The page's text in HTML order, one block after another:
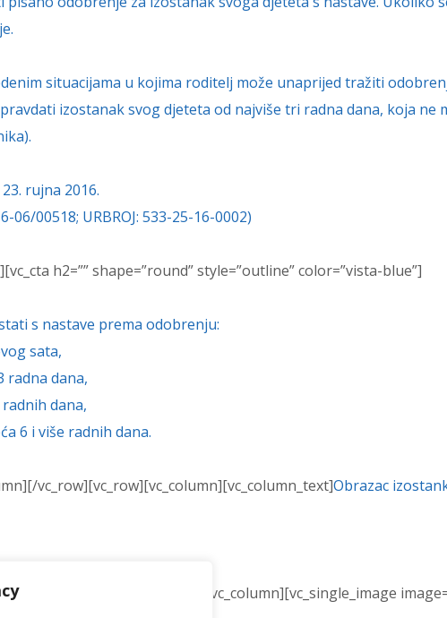
situacijama u kojima roditelj može unaprijed tražiti
izostanak svog djeteta od najviše tri radna dana, koja
rujna 2016.
06/00518; URBROJ: 533-25-16-0002)
h2=”” shape=”round” style=”outline” color=”vista-blue”]
s nastave prema odobrenju:
sata,
radna dana,
dana,
6 i više radnih dana.
vc_row][vc_row][vc_column][vc_column_text]Obrazac
vc_column][/vc_row][vc_row][vc_column][vc_single_image